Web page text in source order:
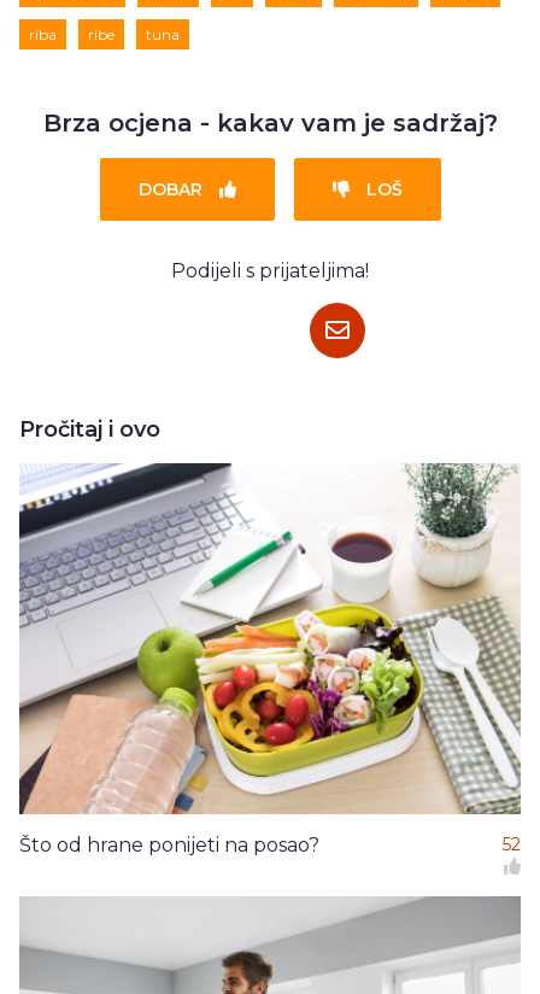
riba ribe tuna
Brza ocjena - kakav vam je sadržaj?
DOBAR LOŠ
Podijeli s prijateljima!
Pročitaj i ovo
Što od hrane ponijeti na posao? 52